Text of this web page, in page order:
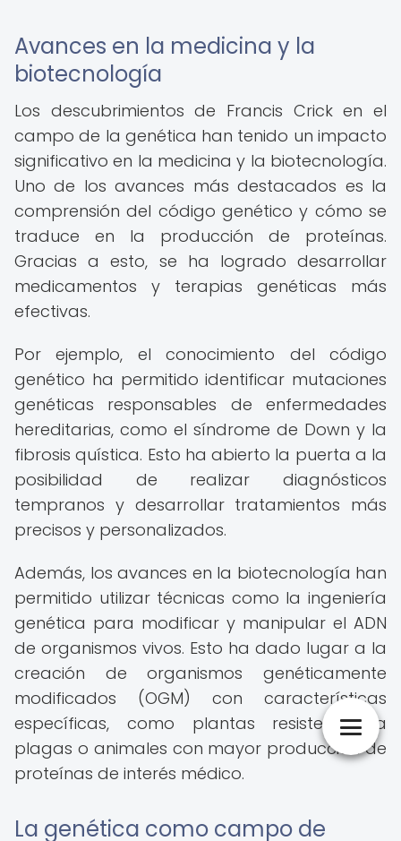
Avances en la medicina y la
biotecnología
Los descubrimientos de Francis Crick en el
campo de la genética han tenido un impacto
significativo en la medicina y la biotecnología.
Uno de los avances más destacados es la
comprensión del código genético y cómo se
traduce en la producción de proteínas.
Gracias a esto, se ha logrado desarrollar
medicamentos y terapias genéticas más
efectivas.
Por ejemplo, el conocimiento del código
genético ha permitido identificar mutaciones
genéticas responsables de enfermedades
hereditarias, como el síndrome de Down y la
fibrosis quística. Esto ha abierto la puerta a la
posibilidad de realizar diagnósticos
tempranos y desarrollar tratamientos más
precisos y personalizados.
Además, los avances en la biotecnología han
permitido utilizar técnicas como la ingeniería
genética para modificar y manipular el ADN
de organismos vivos. Esto ha dado lugar a la
creación de organismos genéticamente
modificados (OGM) con características
específicas, como plantas resistentes a
plagas o animales con mayor producción de
proteínas de interés médico.
La genética como campo de